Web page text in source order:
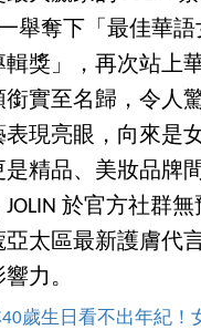
舉奪下「最佳華
獎」，再次站上
實至名歸，令人
現亮眼，向來是
精品、美妝品牌
於官方社群無
太區最新護膚代
力。
歲生日看不出年紀！